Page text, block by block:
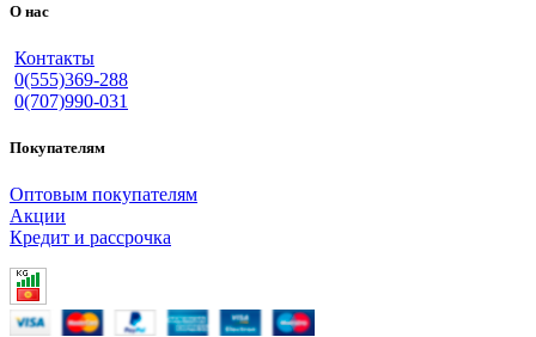
О нас
Контакты
0(555)369-288
0(707)990-031
Покупателям
Оптовым покупателям
Акции
Кредит и рассрочка